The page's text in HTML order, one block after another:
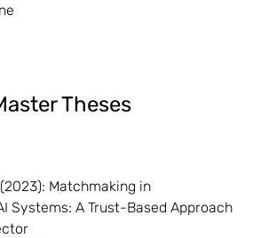
Theses
Matchmaking in
Systems: A Trust-Based Approach